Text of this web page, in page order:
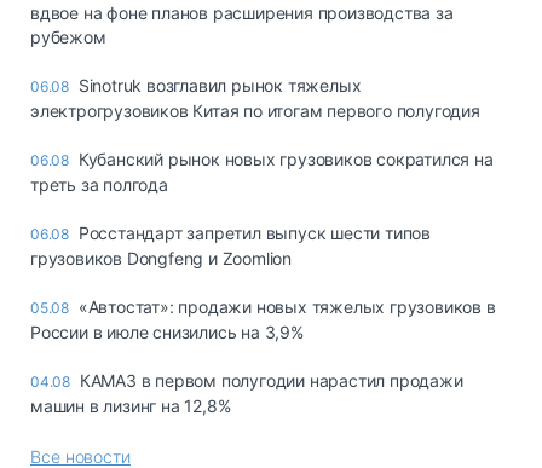
вдвое на фоне планов расширения производства за
рубежом
06.08 Sinotruk возглавил рынок тяжелых
электрогрузовиков Китая по итогам первого полугодия
06.08 Кубанский рынок новых грузовиков сократился на
треть за полгода
06.08 Росстандарт запретил выпуск шести типов
грузовиков Dongfeng и Zoomlion
05.08 «Автостат»: продажи новых тяжелых грузовиков в
России в июле снизились на 3,9%
04.08 КАМАЗ в первом полугодии нарастил продажи
машин в лизинг на 12,8%
Все новости